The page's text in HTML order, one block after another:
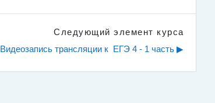
Следующий элемент курса
Видеозапись трансляции к  ЕГЭ 4 - 1 часть ▶︎